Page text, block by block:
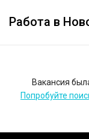
Работа в
Вакансия
Попробуйте